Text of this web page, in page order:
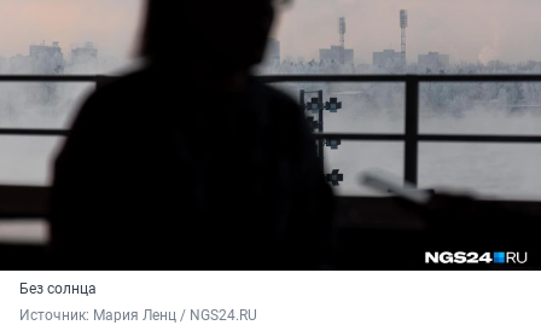
Без солнца
Источник: Мария Ленц / NGS24.RU